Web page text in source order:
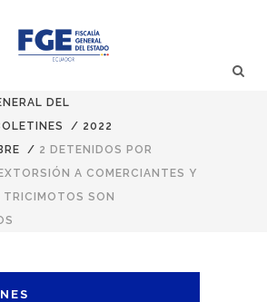
DEL
/ 2022
/ 2 DETENIDOS POR
A COMERCIANTES Y
TRICIMOTOS SON